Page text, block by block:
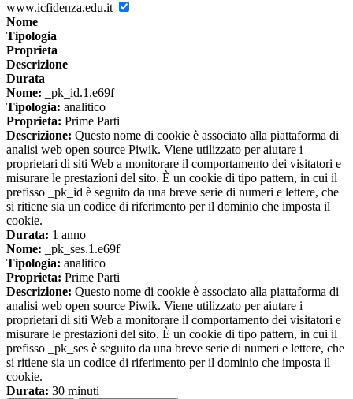
www.icfidenza.edu.it
Nome
Tipologia
Proprieta
Descrizione
Durata
Nome: _pk_id.1.e69f
Tipologia: analitico
Proprieta: Prime Parti
Descrizione: Questo nome di cookie è associato alla piattaforma di
analisi web open source Piwik. Viene utilizzato per aiutare i
proprietari di siti Web a monitorare il comportamento dei visitatori e
misurare le prestazioni del sito. È un cookie di tipo pattern, in cui il
prefisso _pk_id è seguito da una breve serie di numeri e lettere, che
si ritiene sia un codice di riferimento per il dominio che imposta il
cookie.
Durata: 1 anno
Nome: _pk_ses.1.e69f
Tipologia: analitico
Proprieta: Prime Parti
Descrizione: Questo nome di cookie è associato alla piattaforma di
analisi web open source Piwik. Viene utilizzato per aiutare i
proprietari di siti Web a monitorare il comportamento dei visitatori e
misurare le prestazioni del sito. È un cookie di tipo pattern, in cui il
prefisso _pk_ses è seguito da una breve serie di numeri e lettere, che
si ritiene sia un codice di riferimento per il dominio che imposta il
cookie.
Durata: 30 minuti